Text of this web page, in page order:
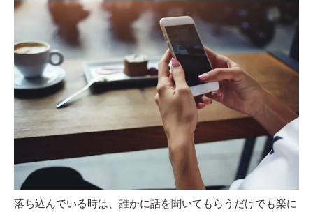
落ち込んでいる時は、誰かに話を聞いてもらうだけでも楽に